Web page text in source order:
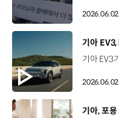
2026.06.02.
[동영상]
기아 EV3,
2026.06.02.
[동영상]
기아, 포용